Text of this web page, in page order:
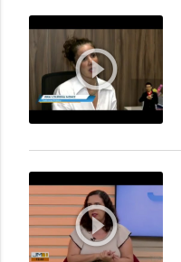
play_circle_outline
play_circle_outline